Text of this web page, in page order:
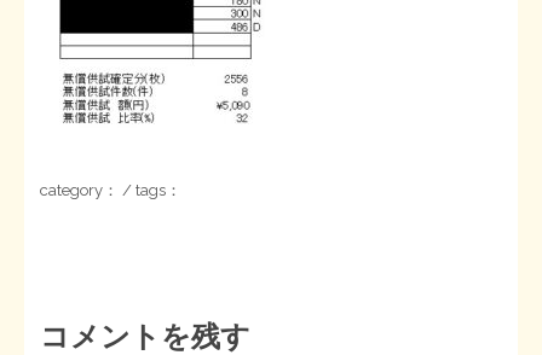
STOPインボイス作品集
たかの経世済民イラスト集
category： / tags：
コメントを残す